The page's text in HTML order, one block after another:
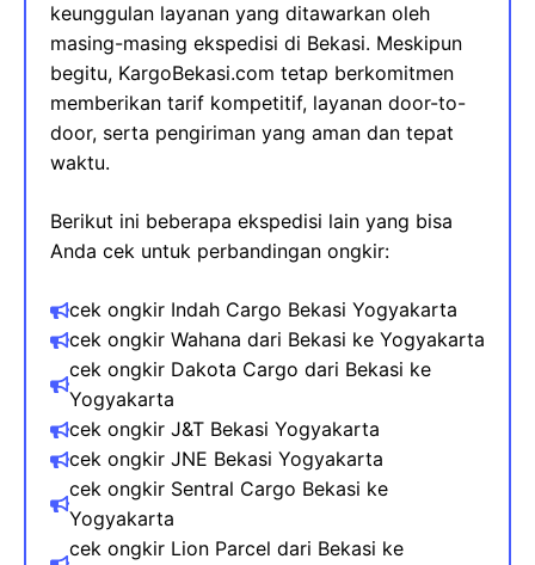
keunggulan layanan yang ditawarkan oleh
masing-masing ekspedisi di Bekasi. Meskipun
begitu, KargoBekasi.com tetap berkomitmen
memberikan tarif kompetitif, layanan door-to-
door, serta pengiriman yang aman dan tepat
waktu.
Berikut ini beberapa ekspedisi lain yang bisa
Anda cek untuk perbandingan ongkir:
cek ongkir Indah Cargo Bekasi Yogyakarta
cek ongkir Wahana dari Bekasi​ ke Yogyakarta
cek ongkir Dakota Cargo dari Bekasi ke
Yogyakarta
cek ongkir J&T Bekasi Yogyakarta
cek ongkir JNE Bekasi Yogyakarta
cek ongkir Sentral Cargo Bekasi ke
Yogyakarta
cek ongkir Lion Parcel dari Bekasi ke